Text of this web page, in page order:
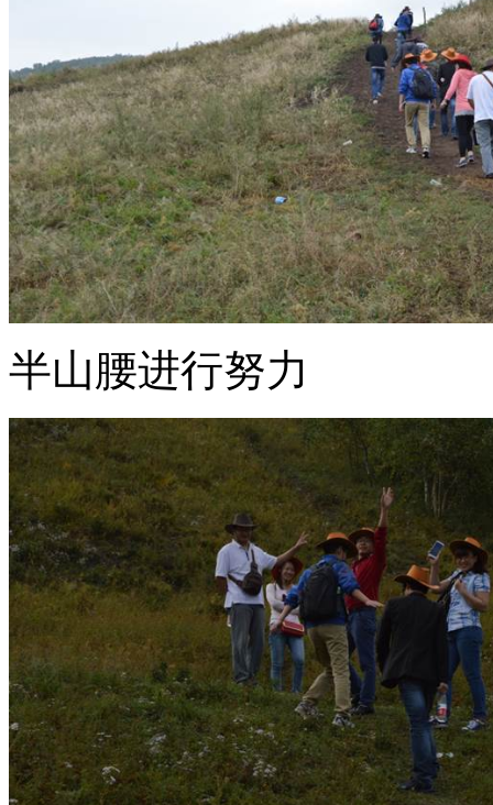
半山腰进行努力